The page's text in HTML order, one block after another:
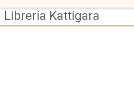
Librería Kattigara